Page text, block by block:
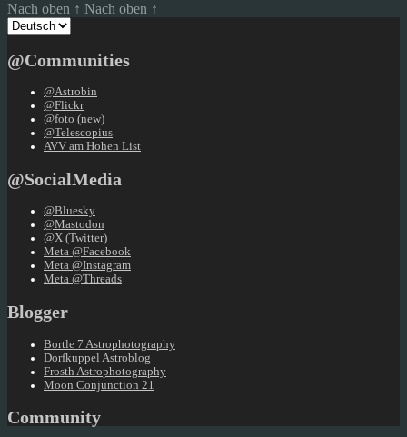
Nach oben ↑ Nach oben ↑
Sprache
auswählen
@Communities
@Astrobin
@Flickr
@foto (new)
@Telescopius
AVV am Hohen List
@SocialMedia
@Bluesky
@Mastodon
@X (Twitter)
Meta @Facebook
Meta @Instagram
Meta @Threads
Blogger
Bortle 7 Astrophotography
Dorfkuppel Astroblog
Frosth Astrophotography
Moon Conjunction 21
Community